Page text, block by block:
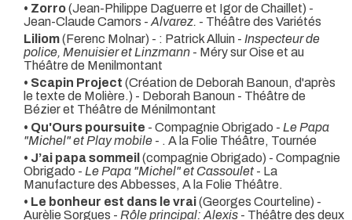
• Zorro(Jean-Philippe Daguerre et Igor de Chaillet) -
Jean-Claude Camors - Alvarez. - Théâtre des Variétés
Liliom(Ferenc Molnar) - : Patrick Alluin - Inspecteur de
police, Menuisier et Linzmann - Méry sur Oise et au
Théâtre de Menilmontant
• Scapin Project (Création de Deborah Banoun, d'après
le texte de Molière.) - Deborah Banoun - Théâtre de
Bézier et Théâtre de Ménilmontant
• Qu'Ours poursuite - Compagnie Obrigado - Le Papa
"Michel" et Play mobile - . A la Folie Théâtre, Tournée
• J’ai papa sommeil (compagnie Obrigado) - Compagnie
Obrigado - Le Papa "Michel" et Cassoulet - La
Manufacture des Abbesses, A la Folie Théâtre.
• Le bonheur est dans le vrai(Georges Courteline) -
Aurèlie Sorgues - Rôle principal: Alexis - Théâtre des deux